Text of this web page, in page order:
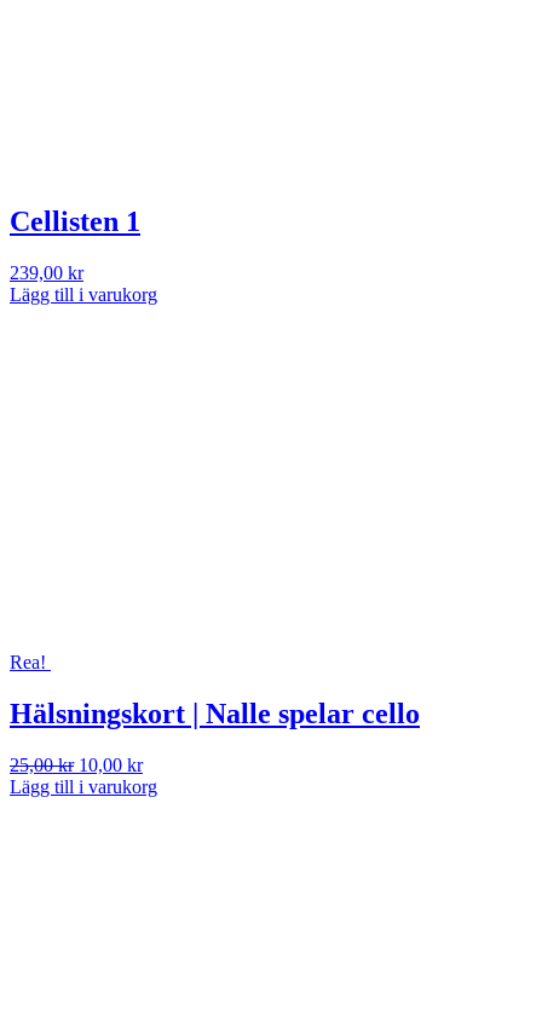
Cellisten 1
239,00 kr
Lägg till i varukorg
Rea!
Hälsningskort | Nalle spelar cello
25,00kr Det
ursprungliga
10,00 krDet
nuvarande
Lägg till i varukorg